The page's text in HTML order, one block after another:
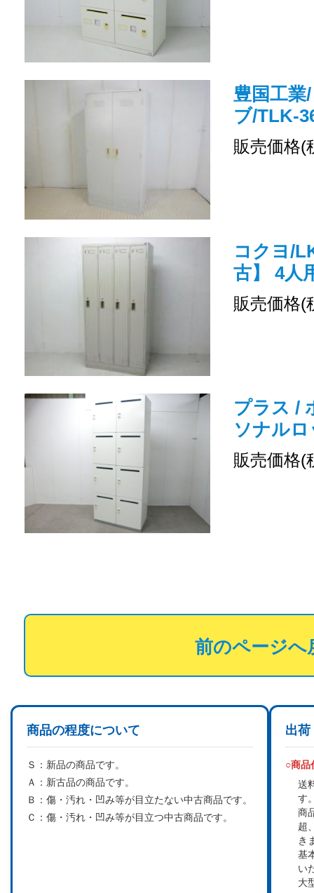
豊国工業
ブ/TLK-
販売価格(
コクヨ/
古】 4人
販売価格(
プラス /
ソナル
販売価格(
前のページへ
商品の程度について
Ｓ： 新品の商品です。
Ａ： 新古品の商品です。
Ｂ： 傷・汚れ・凹み等が目立たない中古商品です。
Ｃ： 傷・汚れ・凹み等が目立つ中古商品です。
出荷
○商品
送
す
商
超
き
基
い
大